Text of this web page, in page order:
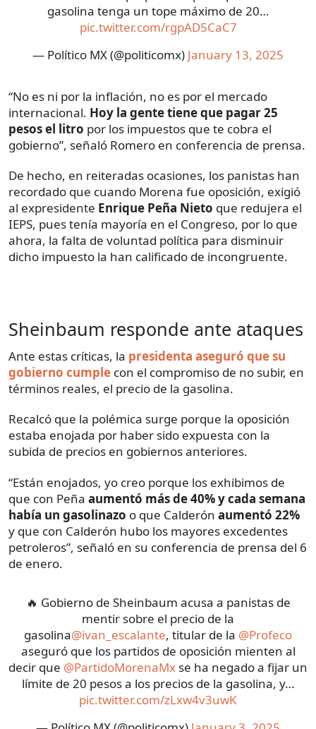
gasolina tenga un tope máximo de 20…
pic.twitter.com/rgpAD5CaC7
— Político MX (@politicomx) January 13, 2025
“No es ni por la inflación, no es por el mercado
internacional. Hoy la gente tiene que pagar 25
pesos el litro por los impuestos que te cobra el
gobierno”, señaló Romero en conferencia de prensa.
De hecho, en reiteradas ocasiones, los panistas han
recordado que cuando Morena fue oposición, exigió
al expresidente Enrique Peña Nieto que redujera el
IEPS, pues tenía mayoría en el Congreso, por lo que
ahora, la falta de voluntad política para disminuir
dicho impuesto la han calificado de incongruente.
Sheinbaum responde ante ataques
Ante estas críticas, la presidenta aseguró que su
gobierno cumple con el compromiso de no subir, en
términos reales, el precio de la gasolina.
Recalcó que la polémica surge porque la oposición
estaba enojada por haber sido expuesta con la
subida de precios en gobiernos anteriores.
“Están enojados, yo creo porque los exhibimos de
que con Peña aumentó más de 40% y cada semana
había un gasolinazo o que Calderón aumentó 22%
y que con Calderón hubo los mayores excedentes
petroleros”, señaló en su conferencia de prensa del 6
de enero.
🔥 Gobierno de Sheinbaum acusa a panistas de
mentir sobre el precio de la
gasolina@ivan_escalante, titular de la @Profeco
aseguró que los partidos de oposición mienten al
decir que @PartidoMorenaMx se ha negado a fijar un
límite de 20 pesos a los precios de la gasolina, y…
pic.twitter.com/zLxw4v3uwK